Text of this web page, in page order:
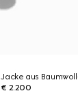
Jacke aus
€ 2.200